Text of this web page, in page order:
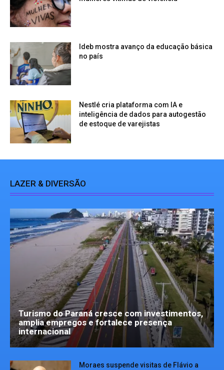
Ideb mostra avanço da educação básica
no país
Nestlé cria plataforma com IA e
inteligência de dados para autogestão
de estoque de varejistas
LAZER & DIVERSÃO
Turismo do Paraná cresce com investimentos,
amplia empregos e fortalece presença
internacional
Moraes suspende visitas de Flávio a